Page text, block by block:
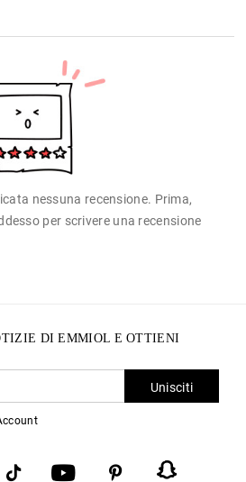
nessuna recensione. Prima,
per scrivere una recensione
DI EMMIOL E OTTIENI
Unisciti